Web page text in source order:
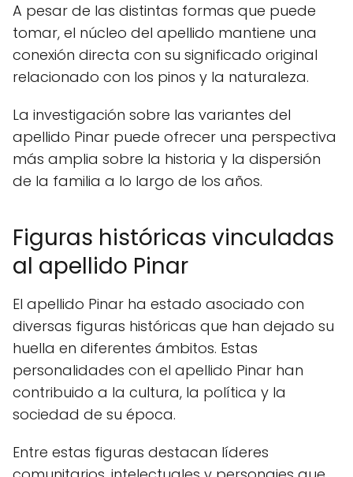
A pesar de las distintas formas que puede
tomar, el núcleo del apellido mantiene una
conexión directa con su significado original
relacionado con los pinos y la naturaleza.
La investigación sobre las variantes del
apellido Pinar puede ofrecer una perspectiva
más amplia sobre la historia y la dispersión
de la familia a lo largo de los años.
Figuras históricas vinculadas
al apellido Pinar
El apellido Pinar ha estado asociado con
diversas figuras históricas que han dejado su
huella en diferentes ámbitos. Estas
personalidades con el apellido Pinar han
contribuido a la cultura, la política y la
sociedad de su época.
Entre estas figuras destacan líderes